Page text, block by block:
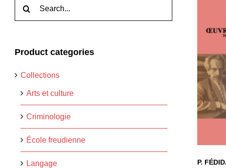
Product categories
Collections
Arts et culture
Criminologie
École freudienne
Langage
P.